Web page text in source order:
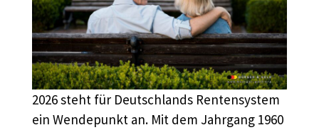
2026 steht für Deutschlands Rentensystem
ein Wendepunkt an. Mit dem Jahrgang 1960